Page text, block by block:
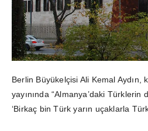
Berlin Büyükelçisi Ali Kemal Aydın,
yayınında “Almanya’daki Türklerin
‘Birkaç bin Türk yarın uçaklarla